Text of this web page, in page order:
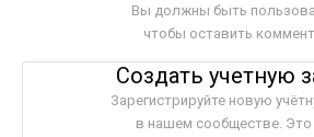
Вы должны быть
чтобы оставить
Создать учетную
Зарегистрируйте новую
в нашем сообществе. Это